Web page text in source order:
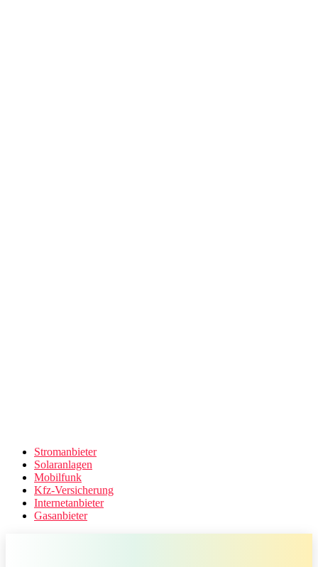
Stromanbieter
Solaranlagen
Mobilfunk
Kfz-Versicherung
Internetanbieter
Gasanbieter